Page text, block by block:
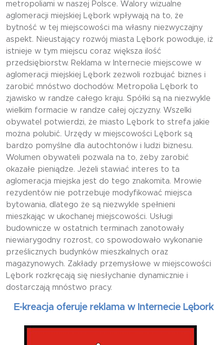
metropoliami w naszej Polsce. Walory wizualne
aglomeracji miejskiej Lębork wpływają na to, że
bytność w tej miejscowości ma własny niezwyczajny
aspekt. Nieustający rozwój miasta Lębork powoduje, iż
istnieje w tym miejscu coraz większa ilość
przedsiębiorstw. Reklama w Internecie miejscowe w
aglomeracji miejskiej Lębork zezwoli rozbujać biznes i
zarobić mnóstwo dochodów. Metropolia Lębork to
zjawisko w randze całego kraju. Spółki są na niezwykle
wielkim formacie w randze całej ojczyzny. Wszelki
obywatel potwierdzi, że miasto Lębork to strefa jakie
można polubić. Urzędy w miejscowości Lębork są
bardzo pomyślne dla autochtonów i ludzi biznesu.
Wolumen obywateli pozwala na to, żeby zarobić
okazałe pieniądze. Jeżeli stawiać interes to ta
aglomeracja miejska jest do tego znakomita. Mrowie
rezydentów nie potrzebuje modyfikować miejsca
bytowania, dlatego że są niezwykle spełnieni
mieszkając w ukochanej miejscowości. Usługi
budownicze w ostatnich terminach zanotowały
niewiarygodny rozrost, co spowodowało wykonanie
prześlicznych budynków mieszkalnych oraz
magazynowych. Zakłady przemysłowe w miejscowości
Lębork rozkręcają się niesłychanie dynamicznie i
dostarczają mnóstwo pracy.
kreacja oferuje reklama w Internecie Lębork